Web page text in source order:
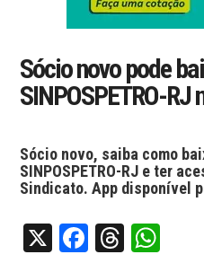
Sócio novo pode
SINPOSPETRO-RJ
Sócio novo, saiba como
SINPOSPETRO-RJ e ter
Sindicato. App disponível
X Facebook
Threads